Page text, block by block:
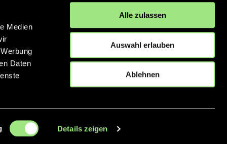
Medien
Daten
Details zeigen
Alle zulassen
Auswahl erlauben
Ablehnen
Events, der deutschen Hockey-
Meisterschaften.
IMPRESSUM DATENSCHUTZERKLÄRUNG
© 2026 hockey.de